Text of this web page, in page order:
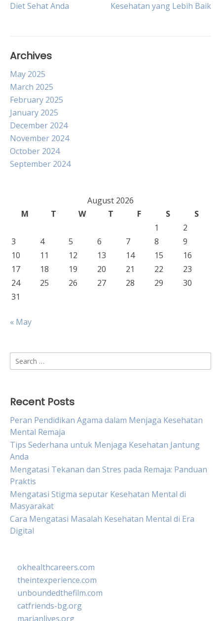
navigation
Diet Sehat Anda
Kesehatan yang Lebih Baik
Archives
May 2025
March 2025
February 2025
January 2025
December 2024
November 2024
October 2024
September 2024
August 2026
M
T W T F S
S
1
2
3
4 5 6 7 8
9
10
11 12 13 14 15
16
17
18 19 20 21 22
23
24
25 26 27 28 29
30
31
« May
Search
for:
Recent Posts
Peran Pendidikan Agama dalam Menjaga Kesehatan
Mental Remaja
Tips Sederhana untuk Menjaga Kesehatan Jantung
Anda
Mengatasi Tekanan dan Stres pada Remaja: Panduan
Praktis
Mengatasi Stigma seputar Kesehatan Mental di
Masyarakat
Cara Mengatasi Masalah Kesehatan Mental di Era
Digital
okhealthcareers.com
theintexperience.com
unboundedthefilm.com
catfriends-bg.org
marianlives.org